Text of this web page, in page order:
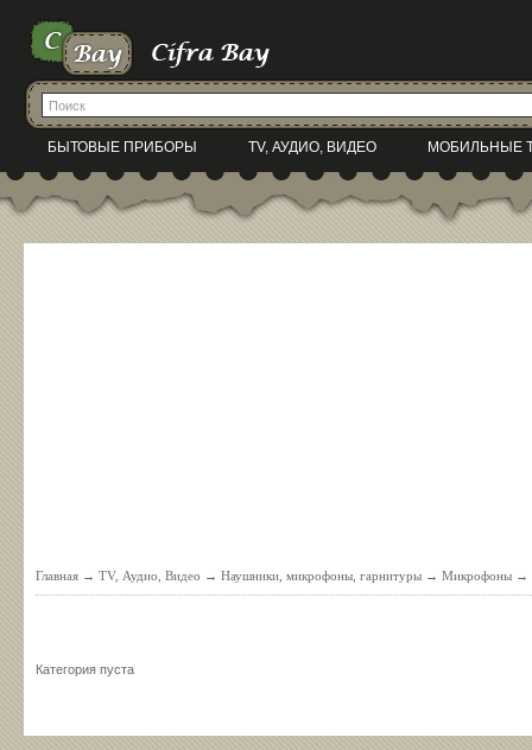
БЫТОВЫЕ ПРИБОРЫ TV, АУДИО, ВИДЕО МОБИЛЬНЫЕ
Главная → TV, Аудио, Видео → Наушники, микрофоны, гарнитуры → Микрофоны →
Категория пуста